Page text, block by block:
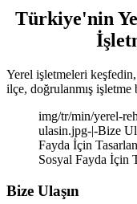
Türkiye'nin
Yerel işletmeleri
ilçe, doğrulanmış işletme
img/tr/min/yerel-
ulasin.jpg-|-Bize
Fayda İçin
Sosyal Fayda İçin
Bize Ulaşın